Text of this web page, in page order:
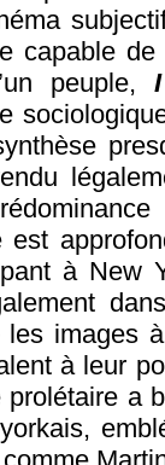
capable
peuple,
est
à
images
à leur
a